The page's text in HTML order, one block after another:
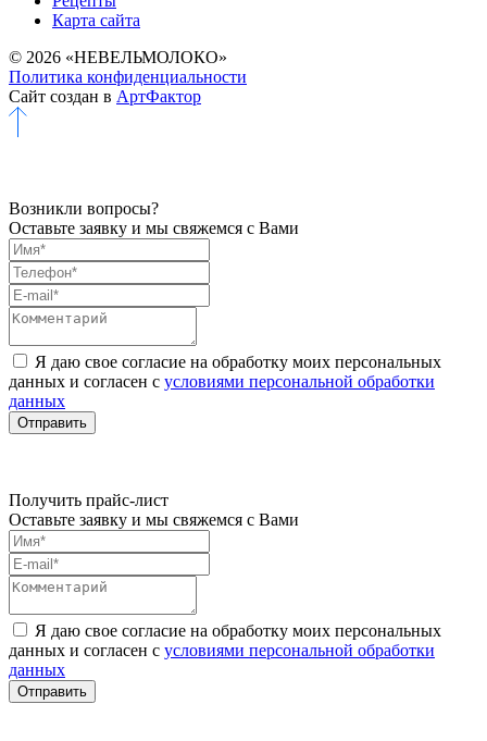
Карта сайта
© 2026 «НЕВЕЛЬМОЛОКО»
Политика конфиденциальности
Сайт создан в АртФактор
Возникли вопросы?
Оставьте заявку и мы свяжемся с Вами
Я даю свое согласие на обработку моих персональных
данных и согласен с условиями персональной обработки
данных
Отправить
Получить прайс-лист
Оставьте заявку и мы свяжемся с Вами
Я даю свое согласие на обработку моих персональных
данных и согласен с условиями персональной обработки
данных
Отправить